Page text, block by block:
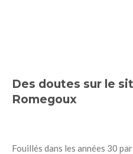
Des doutes sur le
Romegoux
Fouillés dans les années 30